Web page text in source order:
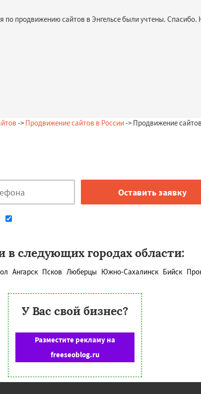
по продвижению сайтов в Энгельсе были учтены. Спасибо.
-> Продвижение сайтов в России-> Продвижение
в следующих городах области:
Ангарск Псков Люберцы Южно-Сахалинск Бийск
У Вас свой бизнес?
Разместите рекламу на
freeseoblog.ru